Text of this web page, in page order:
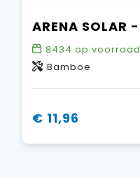
8434 op voorraad
Bamboe
€ 11,96